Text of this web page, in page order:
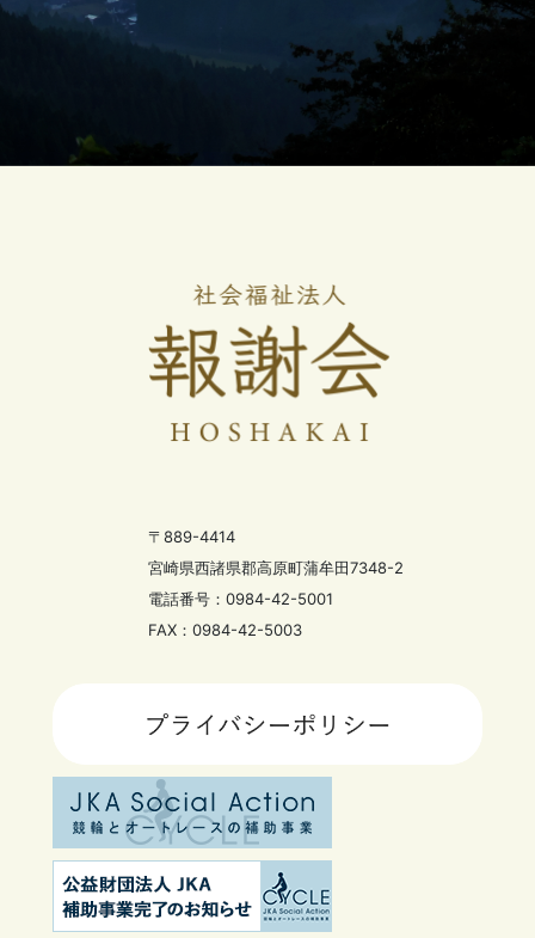
〒889-4414
宮崎県西諸県郡高原町蒲牟田7348-2
電話番号：0984-42-5001
FAX：0984-42-5003